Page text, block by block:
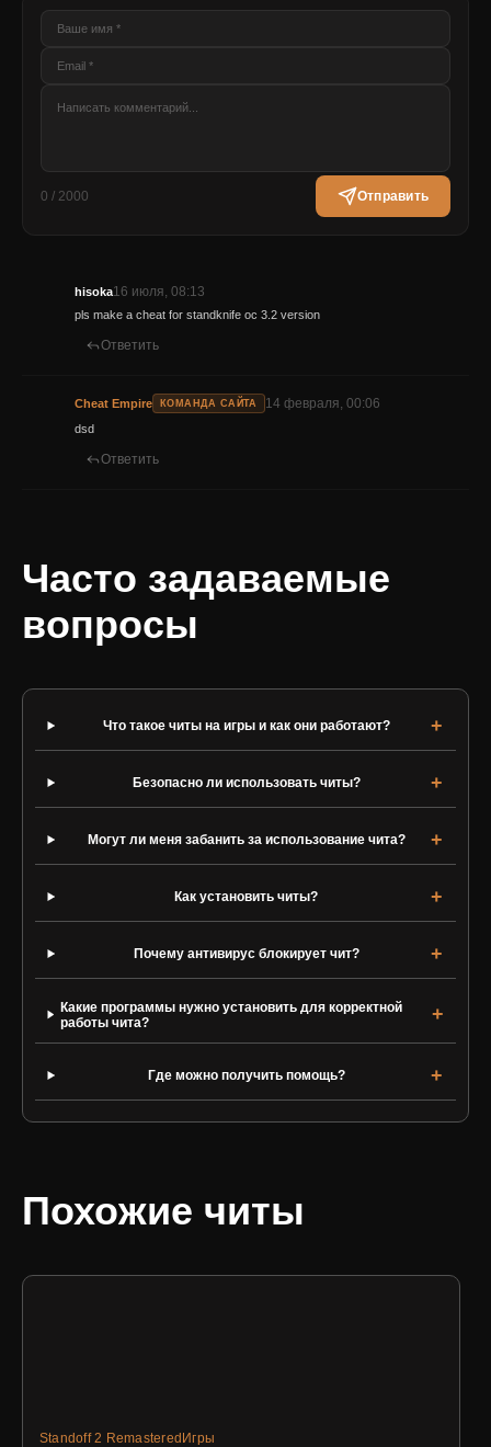
0 / 2000 Отправить
hisoka16 июля, 08:13
pls make a cheat for standknife oc 3.2 version
Ответить
Cheat Empire КОМАНДА САЙТА 14 февраля, 00:06
dsd
Ответить
Часто задаваемые
вопросы
Что такое читы на игры и как они работают?
Безопасно ли использовать читы?
Могут ли меня забанить за использование чита?
Как установить читы?
Почему антивирус блокирует чит?
Какие программы нужно установить для корректной
работы чита?
Где можно получить помощь?
Похожие читы
Standoff 2 RemasteredИгры